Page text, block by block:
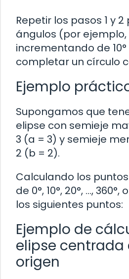
Repetir los pasos 1 y
ángulos (por ejemplo,
incrementando de 10°
completar un círculo
Ejemplo
Supongamos que
elipse con semieje
3 (a = 3) y semieje
2 (b = 2).
Calculando los
de 0°, 10°, 20°, …,
los siguientes puntos:
Ejemplo de
elipse centrada
origen